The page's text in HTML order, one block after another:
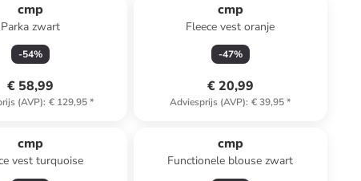
cmp
Parka zwart
-54%
€ 58,99
(AVP): € 129,95*
cmp
Fleece vest oranje
-47%
€ 20,99
Adviesprijs (AVP): € 39,95*
cmp
vest turquoise
cmp
Functionele blouse zwart